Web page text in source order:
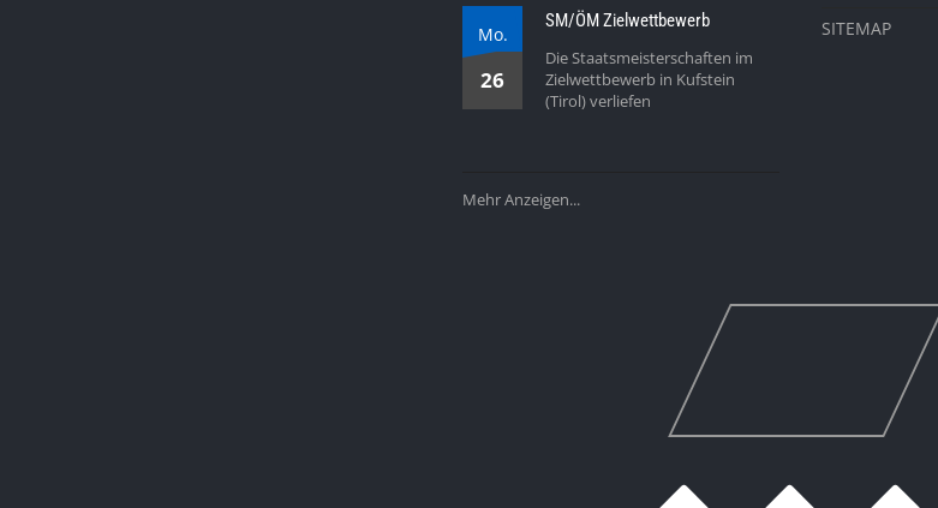
Mo.
26
SM/ÖM Zielwettbewerb
Die Staatsmeisterschaften im
Zielwettbewerb in Kufstein
(Tirol) verliefen
Mehr Anzeigen...
SITEMAP